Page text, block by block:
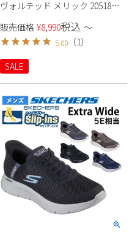
ヴォルテッド メリック 205181
販売価格 ¥8,990税込 〜
5.00 （1）
SALE